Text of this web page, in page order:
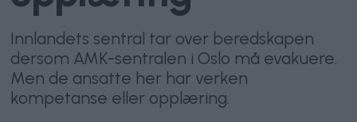
Innlandets sentral tar over beredskapen
dersom AMK-sentralen i Oslo må evakuere.
Men de ansatte her har verken
kompetanse eller opplæring.